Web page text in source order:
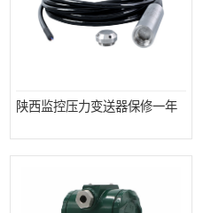
陕西监控压力变送器保修一年